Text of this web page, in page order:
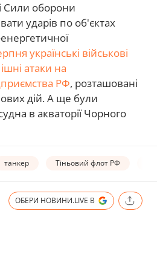
Сили оборони
ударів по об'єктах
українські військові
атаки на
РФ, розташовані
дій. А ще були
в акваторії Чорного
танкер Тіньовий флот РФ
ОБЕРИ НОВИНИ.LIVE В